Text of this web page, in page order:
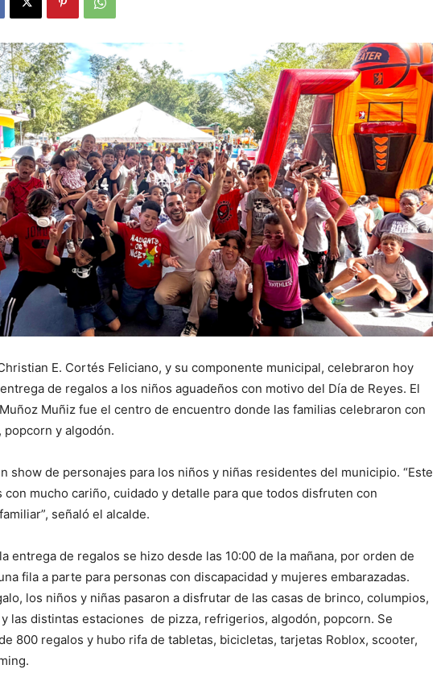
E. Cortés Feliciano, y su componente municipal, celebraron hoy
de regalos a los niños aguadeños con motivo del Día de Reyes. El
Muñiz fue el centro de encuentro donde las familias celebraron con
popcorn y algodón.
show de personajes para los niños y niñas residentes del municipio. “Este
mucho cariño, cuidado y detalle para que todos disfruten con
señaló el alcalde.
entrega de regalos se hizo desde las 10:00 de la mañana, por orden de
fila a parte para personas con discapacidad y mujeres embarazadas.
los niños y niñas pasaron a disfrutar de las casas de brinco, columpios,
las distintas estaciones de pizza, refrigerios, algodón, popcorn. Se
800 regalos y hubo rifa de tabletas, bicicletas, tarjetas Roblox, scooter,